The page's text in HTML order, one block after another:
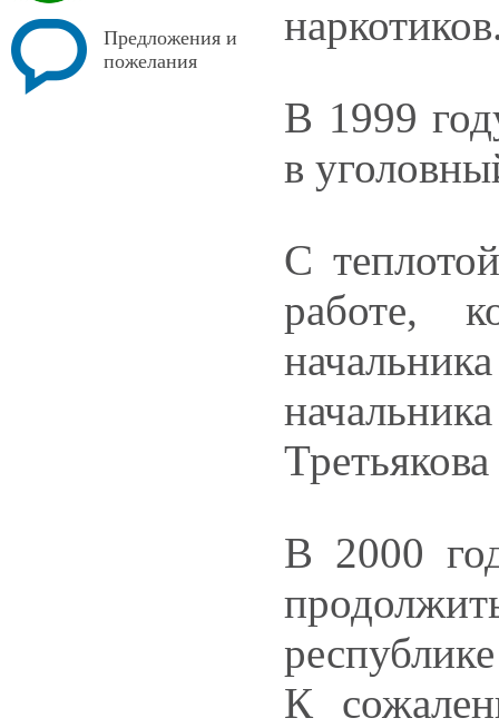
Предложения и
пожелания
В 1999
в
С
работе,
В 2000
К